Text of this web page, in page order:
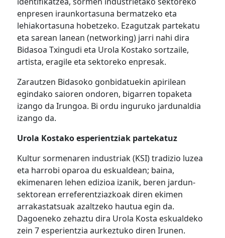
enpresen iraunkortasuna bermatzeko eta
lehiakortasuna hobetzeko. Ezagutzak partekatu
eta sarean lanean (networking) jarri nahi dira
Bidasoa Txingudi eta Urola Kostako sortzaile,
artista, eragile eta sektoreko enpresak.
Zarautzen Bidasoko gonbidatuekin apirilean
egindako saioren ondoren, bigarren topaketa
izango da Irungoa. Bi ordu inguruko jardunaldia
izango da.
Urola Kostako esperientziak partekatuz
Kultur sormenaren industriak (KSI) tradizio luzea
eta harrobi oparoa du eskualdean; baina,
ekimenaren lehen edizioa izanik, beren jardun-
sektorean erreferentziazkoak diren ekimen
arrakastatsuak azaltzeko hautua egin da.
Dagoeneko zehaztu dira Urola Kosta eskualdeko
zein 7 esperientzia aurkeztuko diren Irunen.